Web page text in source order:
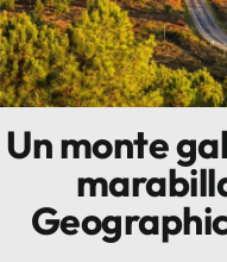
Sostenibilidad
Innova
Un monte